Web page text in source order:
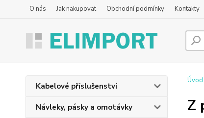
O nás Jak nakupovat Obchodní podmínky Kontakty
Kabelové příslušenství
Návleky, pásky a omotávky
Úvod
Z